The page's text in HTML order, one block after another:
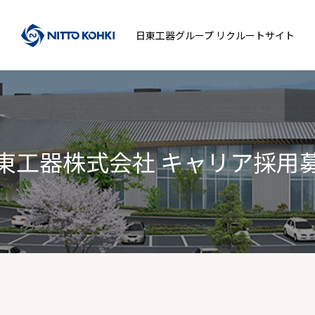
日東工器グループ リクルートサイト
工器株式会社キャリア採用